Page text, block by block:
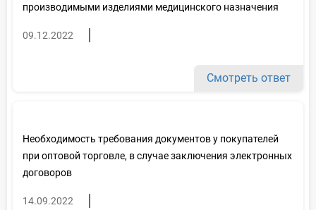
производимыми изделиями медицинского назначения
09.12.2022
Смотреть ответ
Необходимость требования документов у покупателей
при оптовой торговле, в случае заключения электронных
договоров
14.09.2022